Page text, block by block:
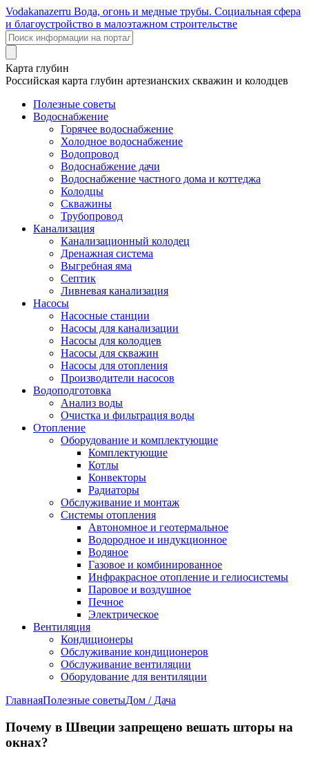
Vodakanazerru Вода, огонь и медные трубы. Социальная сфера
и благоустройство в малоэтажном строительстве
Карта глубин
Российская карта глубин артезианских скважин и колодцев
Полезные советы
Водоснабжение
Горячее водоснабжение
Холодное водоснабжение
Водопровод
Водоснабжение дачи
Водоснабжение частного дома и коттеджа
Колодцы
Скважины
Трубопровод
Канализация
Канализационный колодец
Дренажная система
Выгребная яма
Септик
Ливневая канализация
Насосы
Насосные станции
Насосы для канализации
Насосы для колодцев
Насосы для скважин
Насосы для отопления
Производители насосов
Водоподготовка
Анализ воды
Очистка и фильтрация воды
Отопление
Оборудование и комплектующие
Комплектующие
Котлы
Конвекторы
Радиаторы
Обслуживание и монтаж
Системы отопления
Автономное и геотермальное
Водородное и индукционное
Водяное
Газовое и комбинированное
Инфракрасное отопление и гелиосистемы
Паровое и воздушное
Печное
Электрическое
Вентиляция
Кондиционеры
Обслуживание кондиционеров
Обслуживание вентиляции
Оборудование для вентиляции
ГлавнаяПолезные советыДом / Дача
Почему в Швеции запрещено вешать шторы на
окнах?